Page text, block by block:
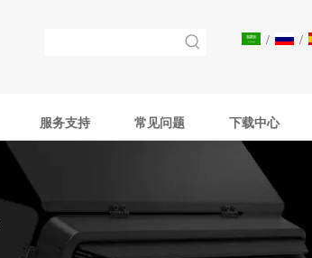
/ /
服务支持 常见问题 下载中心